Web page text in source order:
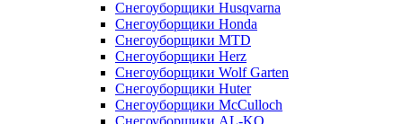
Снегоуборщики Husqvarna
Снегоуборщики Honda
Снегоуборщики MTD
Снегоуборщики Herz
Снегоуборщики Wolf Garten
Снегоуборщики Huter
Снегоуборщики McCulloch
Снегоуборщики AL-KO